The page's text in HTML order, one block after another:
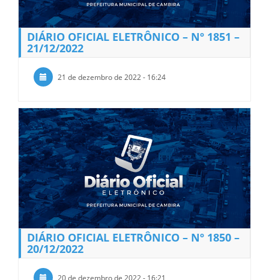
DIÁRIO OFICIAL ELETRÔNICO – Nº 1851 –
21/12/2022
21 de dezembro de 2022 - 16:24
DIÁRIO OFICIAL ELETRÔNICO – Nº 1850 –
20/12/2022
20 de dezembro de 2022 - 16:21